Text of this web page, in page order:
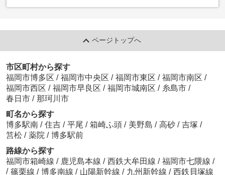
ページトップへ
市区町村から探す
福岡市博多区 / 福岡市中央区 / 福岡市東区 / 福岡市南区 /
福岡市西区 / 福岡市早良区 / 福岡市城南区 / 糸島市 /
春日市 / 那珂川市
町名から探す
博多駅南 / 住吉 / 平尾 / 箱崎ふ頭 / 美野島 / 高砂 / 吉塚 /
筥松 / 薬院 / 博多駅前
路線から探す
福岡市箱崎線 / 鹿児島本線 / 西鉄大牟田線 / 福岡市七隈線 /
/ 篠栗線 / 博多南線 / 山陽新幹線 / 九州新幹線 / 西鉄貝塚線